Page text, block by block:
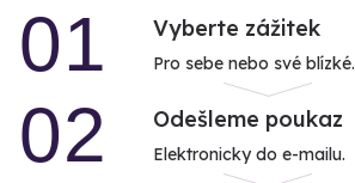
01 Vyberte zážitek
Pro sebe nebo své blízké.
02 Odešleme poukaz
Elektronicky do e-mailu.